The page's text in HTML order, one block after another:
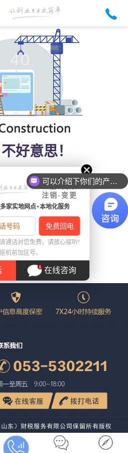
好意思！
设中，还是回首页吧！
或正在等待上线！ (｡•ˇ‸ˇ•｡).
回首页
注册-代账
注销-变更
家实地网点+本地化服务
通话对您免费，请放心接听!
机前加区号。
在线咨询